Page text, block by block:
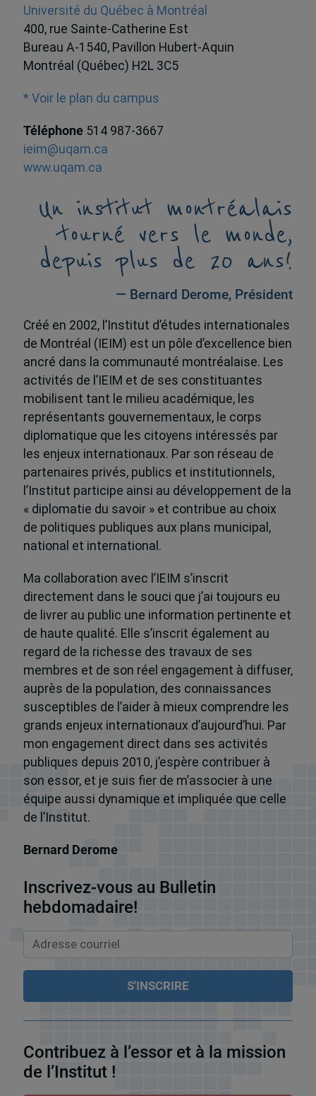
Université du Québec à Montréal
400, rue Sainte-Catherine Est
Bureau A-1540, Pavillon Hubert-Aquin
Montréal (Québec) H2L 3C5
* Voir le plan du campus
Téléphone 514 987-3667
ieim@uqam.ca
www.uqam.ca
Un institut montréalais
tourné vers le monde,
depuis plus de 20 ans!
— Bernard Derome, Président
Créé en 2002, l’Institut d’études internationales
de Montréal (IEIM) est un pôle d’excellence bien
ancré dans la communauté montréalaise. Les
activités de l’IEIM et de ses constituantes
mobilisent tant le milieu académique, les
représentants gouvernementaux, le corps
diplomatique que les citoyens intéressés par
les enjeux internationaux. Par son réseau de
partenaires privés, publics et institutionnels,
l’Institut participe ainsi au développement de la
« diplomatie du savoir » et contribue au choix
de politiques publiques aux plans municipal,
national et international.
Ma collaboration avec l’IEIM s’inscrit
directement dans le souci que j’ai toujours eu
de livrer au public une information pertinente et
de haute qualité. Elle s’inscrit également au
regard de la richesse des travaux de ses
membres et de son réel engagement à diffuser,
auprès de la population, des connaissances
susceptibles de l’aider à mieux comprendre les
grands enjeux internationaux d’aujourd’hui. Par
mon engagement direct dans ses activités
publiques depuis 2010, j’espère contribuer à
son essor, et je suis fier de m’associer à une
équipe aussi dynamique et impliquée que celle
de l’Institut.
Bernard Derome
Inscrivez-vous au Bulletin
hebdomadaire!
Contribuez à l’essor et à la mission
de l’Institut !